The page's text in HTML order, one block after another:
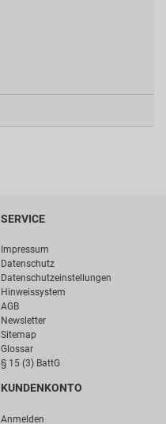
SERVICE
Impressum
Datenschutz
Datenschutzeinstellungen
Hinweissystem
AGB
Newsletter
Sitemap
Glossar
§ 15 (3) BattG
KUNDENKONTO
Anmelden